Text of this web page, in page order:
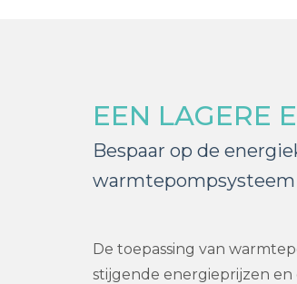
EEN LAGERE
Bespaar op de
warmtepompsysteem
De toepassing van
stijgende energieprijzen en